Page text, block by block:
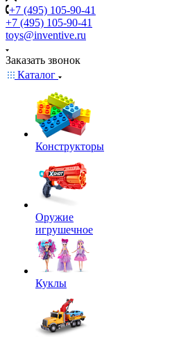
+7 (495) 105-90-41
+7 (495) 105-90-41
toys@inventive.ru
Заказать звонок
Каталог
Конструкторы
Оружие
игрушечное
Куклы